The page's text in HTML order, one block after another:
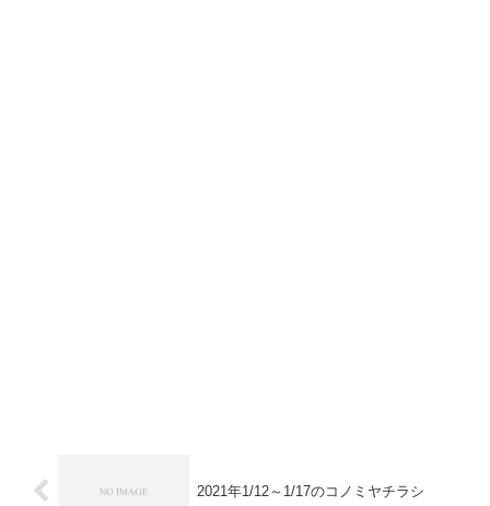
2021年1/12～1/17のコノミヤチラシ